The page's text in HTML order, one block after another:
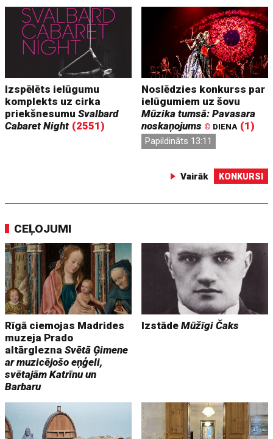
Izspēlēts ielūgumu
komplekts uz cirka
priekšnesumuSvalbard
Cabaret Night (2551)
Noslēdzies konkurss par
ielūgumiem uz šovu
Mūzika tumsā: Pavasara
noskaņojums © DIENA (1)
Papildināts 13:11
Vairāk KONKURSI
CEĻOJUMI
Rīgā ciemojas Madrides
muzeja Prado
altārgleznaSvētā Ģimene
ar muzicējošo eņģeli,
svētajām Katrīnu un
Barbaru
IzstādeMūžīgi Čaks